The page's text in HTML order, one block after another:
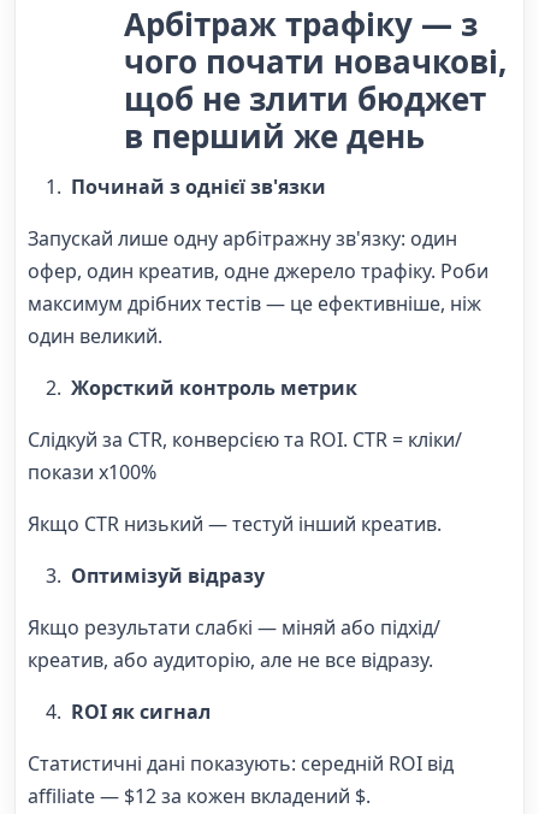
Арбітраж трафіку — з
чого почати новачкові,
щоб не злити бюджет
в перший же день
Починай з однієї зв'язки
Запускай лише одну арбітражну зв'язку: один
офер, один креатив, одне джерело трафіку. Роби
максимум дрібних тестів — це ефективніше, ніж
один великий.
Жорсткий контроль метрик
Слідкуй за CTR, конверсією та ROI. CTR = кліки/
покази x100%
Якщо CTR низький — тестуй інший креатив.
Оптимізуй відразу
Якщо результати слабкі — міняй або підхід/
креатив, або аудиторію, але не все відразу.
ROI як сигнал
Статистичні дані показують: середній ROI від
affiliate — $12 за кожен вкладений $.